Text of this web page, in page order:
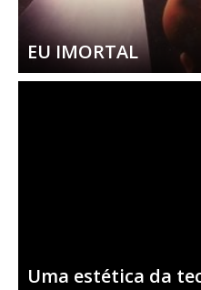
EU IMORTAL
Uma estética da